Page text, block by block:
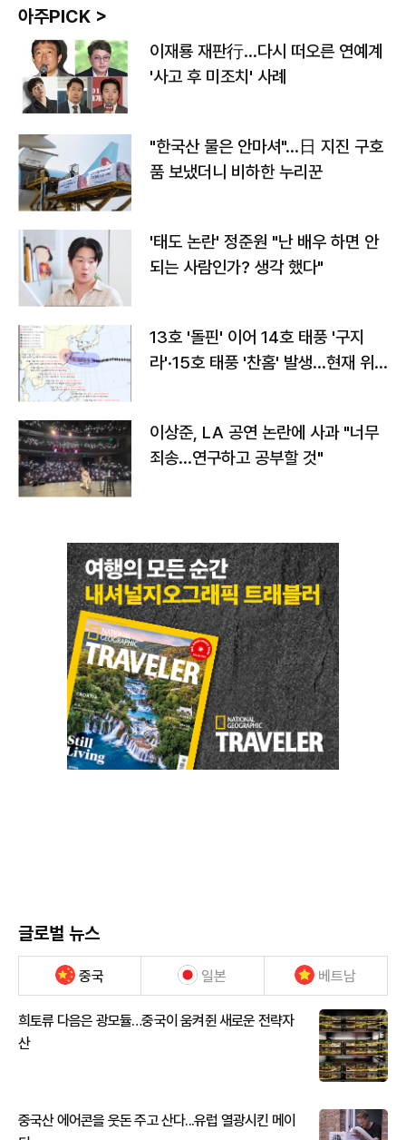
아주PICK >
이재룡 재판行…다시 떠오른 연예계
'사고 후 미조치' 사례
"한국산 물은 안마셔"…日 지진 구호
품 보냈더니 비하한 누리꾼
'태도 논란' 정준원 "난 배우 하면 안
되는 사람인가? 생각 했다"
13호 '돌핀' 이어 14호 태풍 '구지
라'·15호 태풍 '찬홈' 발생…현재 위
이상준, LA 공연 논란에 사과 "너무
죄송…연구하고 공부할 것"
글로벌 뉴스
중국 일본 베트남
희토류 다음은 광모듈…중국이 움켜쥔 새로운 전략자
산
중국산 에어콘을 웃돈 주고 산다...유럽 열광시킨 메이